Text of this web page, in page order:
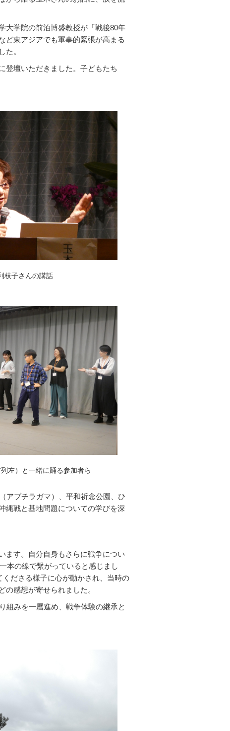
大学院の前泊博盛教授が「戦後80年
ど東アジアでも軍事的緊張が高まる
た。
登壇いただきました。子どもたち
枝子さんの講話
左）と一緒に踊る参加者ら
アブチラガマ）、平和祈念公園、ひ
縄戦と基地問題についての学びを深
ます。自分自身もさらに戦争につい
本の線で繋がっていると感じまし
ださる様子に心が動かされ、当時の
感想が寄せられました。
組みを一層進め、戦争体験の継承と